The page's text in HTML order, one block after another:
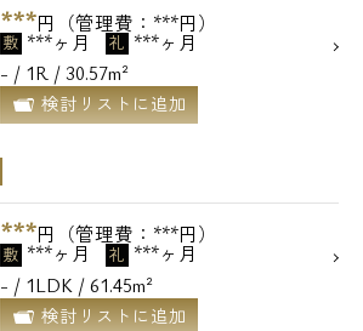
***円（管理費：***円）
敷 ***ヶ月 礼 ***ヶ月
- / 1R / 30.57m²
検討リストに追加
***円（管理費：***円）
敷 ***ヶ月 礼 ***ヶ月
- / 1LDK / 61.45m²
検討リストに追加